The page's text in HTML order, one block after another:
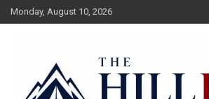
Skip
to
Monday, August 10, 2026